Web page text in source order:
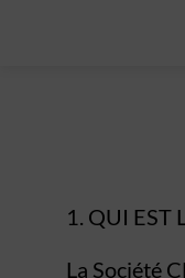
1. QUI EST
La Société